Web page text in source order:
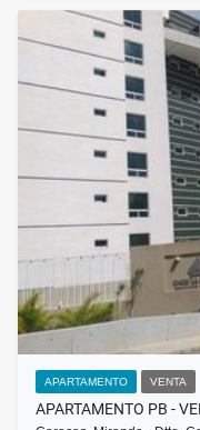
APARTAMENTO VENTA
APARTAMENTO PB -